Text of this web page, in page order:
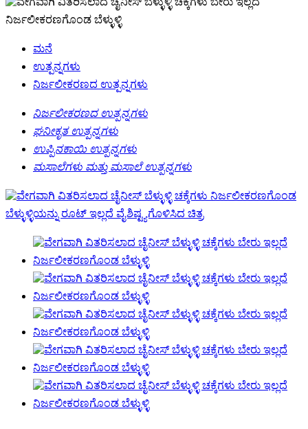
ಮನೆ
ಉತ್ಪನ್ನಗಳು
ನಿರ್ಜಲೀಕರಣದ ಉತ್ಪನ್ನಗಳು
ನಿರ್ಜಲೀಕರಣದ ಉತ್ಪನ್ನಗಳು
ಘನೀಕೃತ ಉತ್ಪನ್ನಗಳು
ಉಪ್ಪಿನಕಾಯಿ ಉತ್ಪನ್ನಗಳು
ಮಸಾಲೆಗಳು ಮತ್ತು ಮಸಾಲೆ ಉತ್ಪನ್ನಗಳು